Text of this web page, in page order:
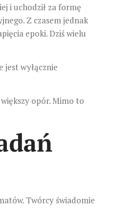
i uchodził za formę
Z czasem jednak
epoki. Dziś wielu
jest wyłącznie
opór. Mimo to
Twórcy świadomie